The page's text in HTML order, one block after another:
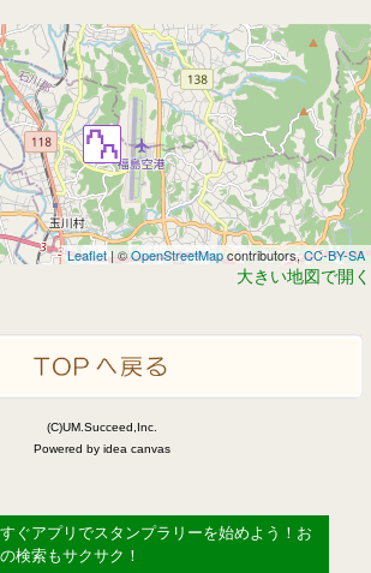
Leaflet| ©OpenStreetMapcontributors,CC-BY-SA
大きい地図で開く
(C)UM.Succeed,Inc.
Powered by idea canvas
ぐアプリでスタンプラリーを始めよう！お
検索もサクサク！